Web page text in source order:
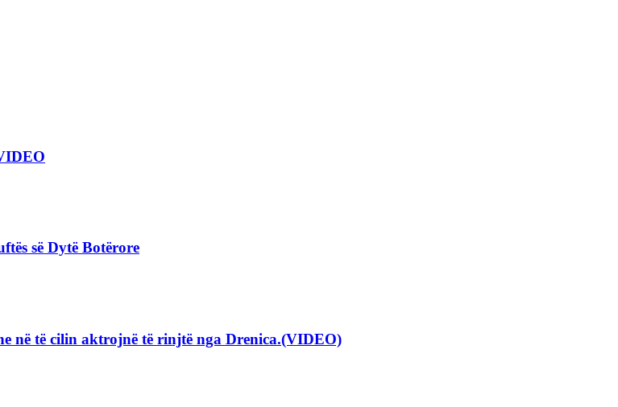
së Dytë Botërore
në të cilin aktrojnë të rinjtë nga Drenica.(VIDEO)